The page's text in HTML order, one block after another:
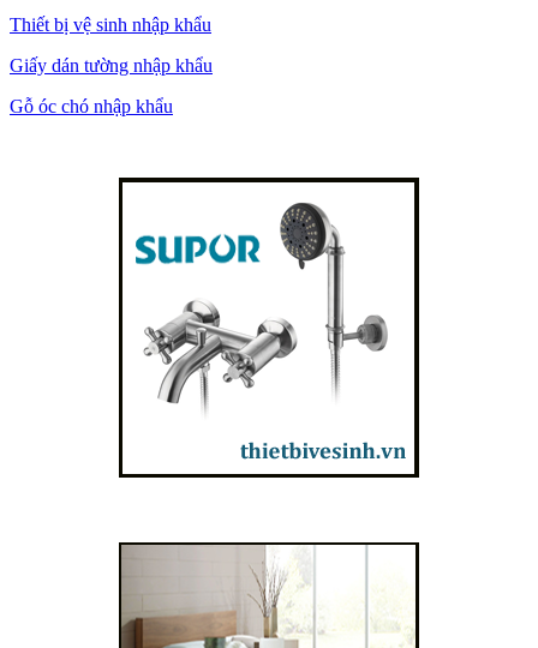
Thiết bị vệ sinh nhập khẩu
Giấy dán tường nhập khẩu
Gỗ óc chó nhập khẩu